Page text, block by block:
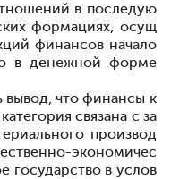
в последую
формациях, осущ
финансов начало
в денежной форме
что финансы к
связана с за
производ
экономичес
государство в услов